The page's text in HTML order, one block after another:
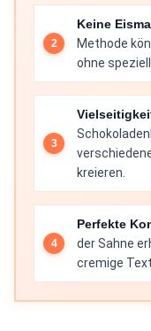
Keine
Methode
ohne
kreieren.
Perfekte
der Sahne
cremige